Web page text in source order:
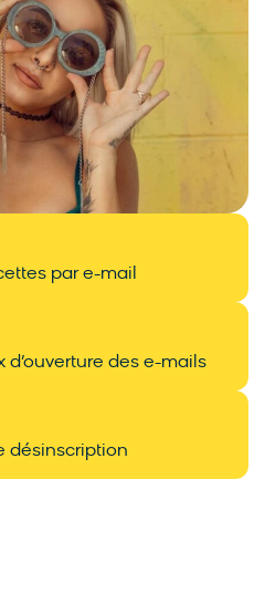
par e-mail
d’ouverture des e-mails
désinscription